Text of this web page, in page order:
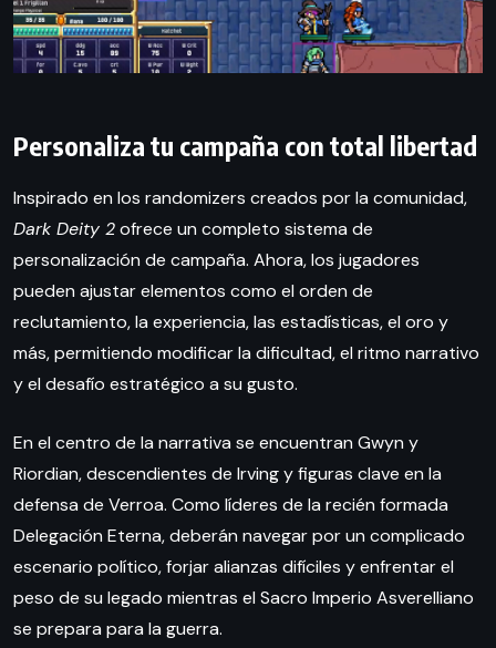
Personaliza tu campaña con total libertad
Inspirado en los randomizers creados por la comunidad,
Dark Deity 2ofrece un completo sistema de
personalización de campaña. Ahora, los jugadores
pueden ajustar elementos como el orden de
reclutamiento, la experiencia, las estadísticas, el oro y
más, permitiendo modificar la dificultad, el ritmo narrativo
y el desafío estratégico a su gusto.
En el centro de la narrativa se encuentran Gwyn y
Riordian, descendientes de Irving y figuras clave en la
defensa de Verroa. Como líderes de la recién formada
Delegación Eterna, deberán navegar por un complicado
escenario político, forjar alianzas difíciles y enfrentar el
peso de su legado mientras el Sacro Imperio Asverelliano
se prepara para la guerra.